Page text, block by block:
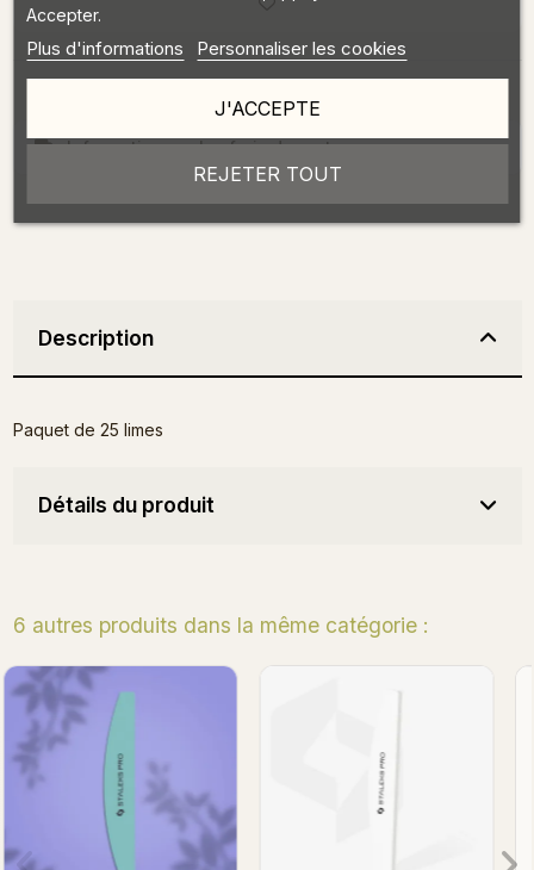
Information sur les frais de port
Description
Paquet de 25 limes
Détails du produit
6 autres produits dans la même catégorie :
Limes Staleks 180-240
Limes Staleks 100-180
Accepter.
Plus d'informations Personnaliser les cookies
REJETER TOUT
J'ACCEPTE